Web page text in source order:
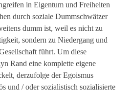
in Eigentum und Freiheiten
durch soziale Dummschwätzer
dumm ist, weil es nicht zu
sondern zu Niedergang und
führt. Um diese
Rand eine komplette eigene
derzufolge der Egoismus
und / oder sozialistisch sozialisierte